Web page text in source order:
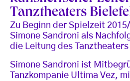
Tanztheaters
Zu Beginn der Spielzeit
Simone Sandroni als
die Leitung des
Simone Sandroni ist
Tanzkompanie Ultima Vez,